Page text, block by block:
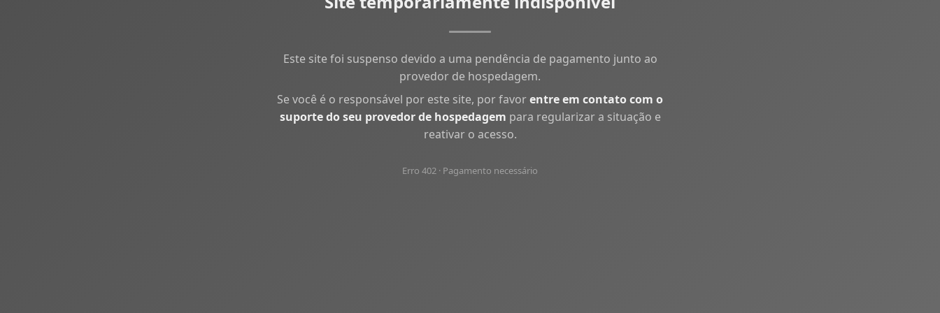
Este site foi suspenso devido a uma pendência de pagamento junto ao
provedor de hospedagem.
Se você é o responsável por este site, por favorentre em contato com o
suporte do seu provedor de hospedagem para regularizar a situação e
reativar o acesso.
Erro 402 · Pagamento necessário